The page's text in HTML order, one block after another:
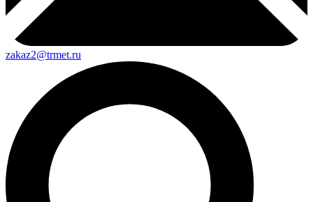
zakaz2@trmet.ru